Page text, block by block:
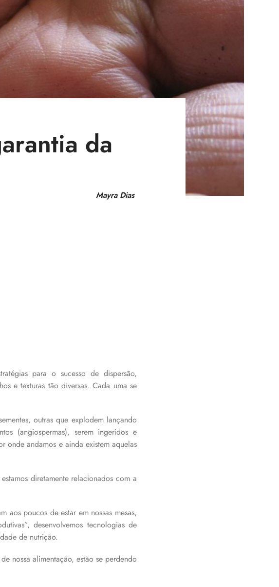
da
Mayra Dias
para o sucesso de dispersão,
e texturas tão diversas. Cada uma se
outras que explodem lançando
(angiospermas), serem ingeridos e
onde andamos e ainda existem aquelas
diretamente relacionados com a
aos poucos de estar em nossas mesas,
desenvolvemos tecnologias de
de nutrição.
nossa alimentação, estão se perdendo